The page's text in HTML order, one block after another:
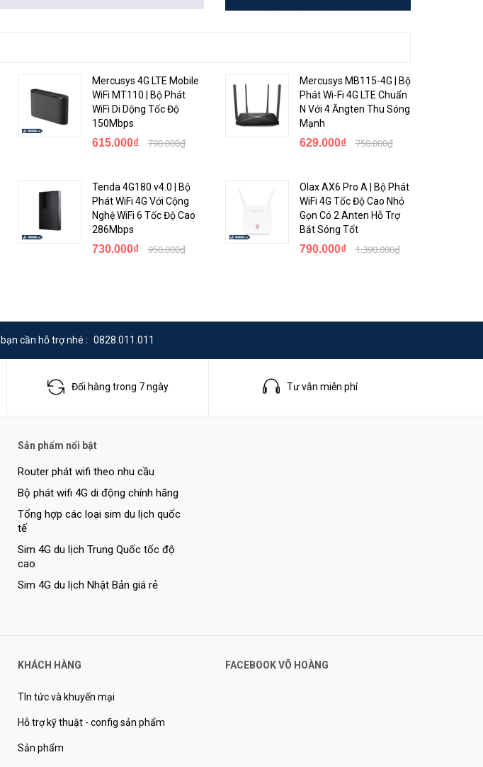
Mercusys 4G LTE Mobile
WiFi MT110 | Bộ Phát
WiFi Di Dộng Tốc Độ
150Mbps
615.000₫ 790.000₫
Mercusys MB115-4G | Bộ
Phát Wi-Fi 4G LTE Chuẩn
N Với 4 Ăngten Thu Sóng
Mạnh
629.000₫ 750.000₫
Tenda 4G180 v4.0 | Bộ
Phát WiFi 4G Với Cộng
Nghệ WiFi 6 Tốc Độ Cao
286Mbps
730.000₫ 950.000₫
Olax AX6 Pro A | Bộ Phát
WiFi 4G Tốc Độ Cao Nhỏ
Gọn Có 2 Anten Hỗ Trợ
Bắt Sóng Tốt
790.000₫ 1.390.000₫
cần hỗ trợ nhé : 0828.011.011
Đổi hàng trong 7 ngày Tư vẫn miễn phí
Sản phẩm nổi bật
Router phát wifi theo nhu cầu
Bộ phát wifi 4G di động chính hãng
Tổng hợp các loại sim du lịch quốc
tế
Sim 4G du lịch Trung Quốc tốc độ
cao
Sim 4G du lịch Nhật Bản giá rẻ
KHÁCH HÀNG
TIn tức và khuyến mại
Hỗ trợ kỹ thuật - config sản phẩm
Sản phẩm
FACEBOOK VÕ HOÀNG